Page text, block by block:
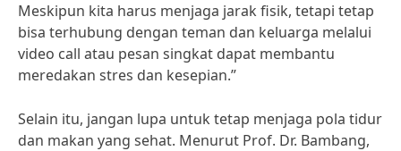
Meskipun kita harus menjaga jarak fisik, tetapi tetap
bisa terhubung dengan teman dan keluarga melalui
video call atau pesan singkat dapat membantu
meredakan stres dan kesepian.”
Selain itu, jangan lupa untuk tetap menjaga pola tidur
dan makan yang sehat. Menurut Prof. Dr. Bambang,